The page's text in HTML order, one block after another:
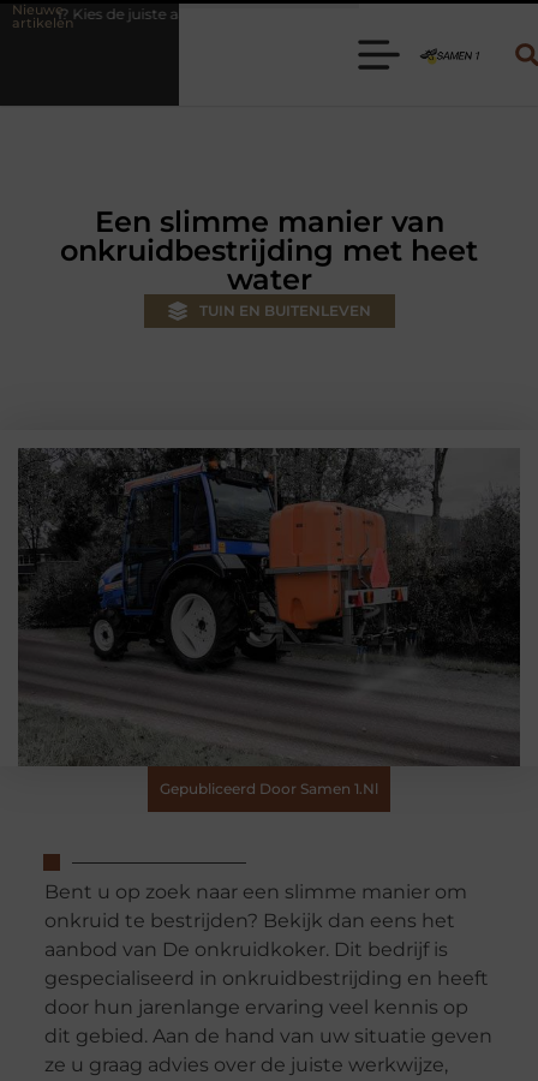
Nieuwe
artikelen
aanhanger voor jouw klus
Een slimme manier van
onkruidbestrijding met heet
water
TUIN EN BUITENLEVEN
Gepubliceerd Door Samen 1.nl
Bent u op zoek naar een slimme manier om
onkruid te bestrijden? Bekijk dan eens het
aanbod van De onkruidkoker. Dit bedrijf is
gespecialiseerd in onkruidbestrijding en heeft
door hun jarenlange ervaring veel kennis op
dit gebied. Aan de hand van uw situatie geven
ze u graag advies over de juiste werkwijze,